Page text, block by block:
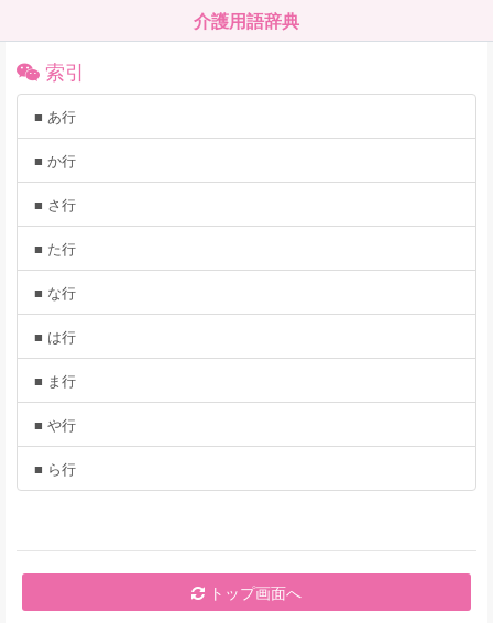
介護用語辞典
索引
■ あ行
■ か行
■ さ行
■ た行
■ な行
■ は行
■ ま行
■ や行
■ ら行
トップ画面へ